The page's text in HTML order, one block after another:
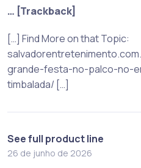
… [Trackback]
[…] Find More on that Topic:
grande-festa-no-palco-no-
timbalada/ […]
See full product line
26 de junho de 2026